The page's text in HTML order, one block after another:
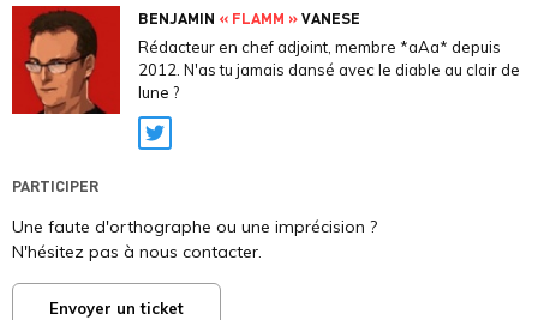
BENJAMIN « FLAMM »VANESE
Rédacteur en chef adjoint, membre *aAa* depuis
2012. N'as tu jamais dansé avec le diable au clair de
lune ?
Twitter
PARTICIPER
Une faute d'orthographe ou une imprécision ?
N'hésitez pas à nous contacter.
Envoyer un ticket